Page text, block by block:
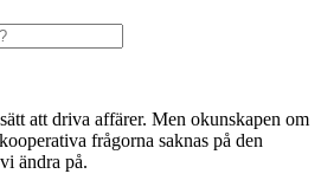
att driva affärer. Men okunskapen om
frågorna saknas på den
ändra på.